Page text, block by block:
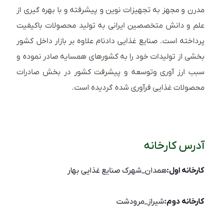
مدرن و مجهز به تجهیزات نوین و پیشرفته و با بهره گیری از
علم و دانش متخصصین ایرانی به تولید محصولات باکیفیت
پرداخته است. صنایع غذایی دادنام علاوه بر بازار داخل کشور
بخشی از تولیدات خود را به کشورهای همسایه صادر نموده و
سبب ارز آوری وتوسعه و پیشرفت کشور در بخش صادرات
محصولات غذایی فرآوری شده گردیده است.
آدرس کارخانه
کارخانه اول:همدان_شهرک صنایع غذایی بهار
کارخانه دوم:شیراز_مرودشت